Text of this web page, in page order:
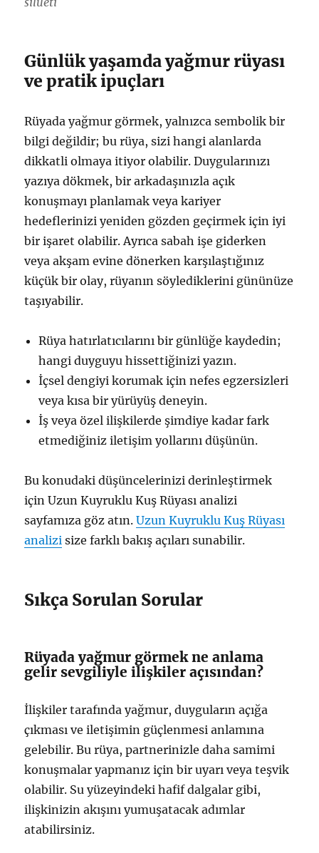
Günlük yaşamda yağmur rüyası
ve pratik ipuçları
Rüyada yağmur görmek, yalnızca sembolik bir
bilgi değildir; bu rüya, sizi hangi alanlarda
dikkatli olmaya itiyor olabilir. Duygularınızı
yazıya dökmek, bir arkadaşınızla açık
konuşmayı planlamak veya kariyer
hedeflerinizi yeniden gözden geçirmek için iyi
bir işaret olabilir. Ayrıca sabah işe giderken
veya akşam evine dönerken karşılaştığınız
küçük bir olay, rüyanın söylediklerini gününüze
taşıyabilir.
Rüya hatırlatıcılarını bir günlüğe kaydedin;
hangi duyguyu hissettiğinizi yazın.
İçsel dengiyi korumak için nefes egzersizleri
veya kısa bir yürüyüş deneyin.
İş veya özel ilişkilerde şimdiye kadar fark
etmediğiniz iletişim yollarını düşünün.
Bu konudaki düşüncelerinizi derinleştirmek
için Uzun Kuyruklu Kuş Rüyası analizi
sayfamıza göz atın.Uzun Kuyruklu Kuş Rüyası
analizi size farklı bakış açıları sunabilir.
Sıkça Sorulan Sorular
Rüyada yağmur görmek ne anlama
gelir sevgiliyle ilişkiler açısından?
İlişkiler tarafında yağmur, duyguların açığa
çıkması ve iletişimin güçlenmesi anlamına
gelebilir. Bu rüya, partnerinizle daha samimi
konuşmalar yapmanız için bir uyarı veya teşvik
olabilir. Su yüzeyindeki hafif dalgalar gibi,
ilişkinizin akışını yumuşatacak adımlar
atabilirsiniz.